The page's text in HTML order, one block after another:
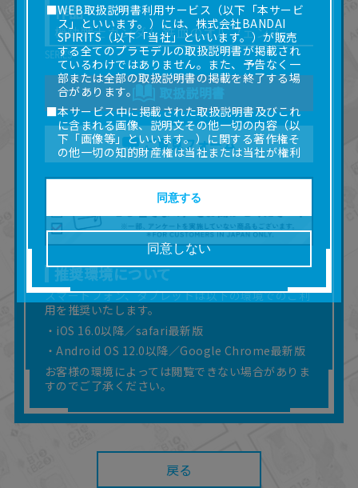
作品
機動戦士ガンダム 鉄血のオルフェンズ
取扱説明書
ご意見フォーム
推奨環境について
スマートフォン、タブレットは以下の環境でのご利
用を推奨いたします。
・iOS 16.0以降／safari最新版
・Android OS 12.0以降／Google Chrome最新版
お客様の環境によっては閲覧できない場合がありま
すのでご了承ください。
戻る
■WEB取扱説明書利用サービス（以下「本サービ
ス」といいます。）には、株式会社BANDAI
SPIRITS（以下「当社」といいます。）が販売
する全てのプラモデルの取扱説明書が掲載され
ているわけではありません。また、予告なく一
部または全部の取扱説明書の掲載を終了する場
合があります。
■本サービス中に掲載された取扱説明書及びこれ
に含まれる画像、説明文その他一切の内容（以
下「画像等」といいます。）に関する著作権そ
の他一切の知的財産権は当社または当社が権利
の許諾を受ける第三者に帰属します。
使用（本サービス内の意見投稿の目的での画像
等の利用を含みます。）を超えて使用（複製、
複写、改変、掲示、頒布、配信、販売、出版等
を含むがこれに限りません。）することは禁止
■掲載している取扱説明書は、お客様が購入され
た商品に同梱されたものと異なる場合がありま
す。
■対象商品仕様の変更などにより、取扱説明書の
内容は予告なく変更される場合があります。
■当社は、取扱説明書の正確性確保に努めており
ますが、取扱説明書の完全性を保証するもので
はありません。
ご利用いただけない場合があります。
また、本サイトを利用したことによって、利用
同意しない
同意する